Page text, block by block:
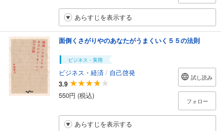
あらすじを表示する
面倒くさがりやのあなたがうまくいく５５の法則
ビジネス・実用
ビジネス・経済 / 自己啓発
3.9
550円 (税込)
試し読み
フォロー
あらすじを表示する